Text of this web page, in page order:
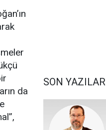
da
SON YAZILAR